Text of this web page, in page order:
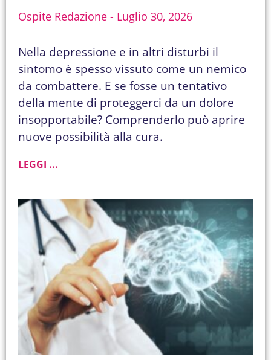
Ospite Redazione Luglio 30, 2026
Nella depressione e in altri disturbi il
sintomo è spesso vissuto come un nemico
da combattere. E se fosse un tentativo
della mente di proteggerci da un dolore
insopportabile? Comprenderlo può aprire
nuove possibilità alla cura.
LEGGI ...